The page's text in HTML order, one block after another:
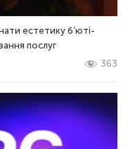
естетику б’юті-
послуг
363